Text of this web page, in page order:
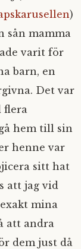
)
sån mamma
varit för
barn, en
Det var
flera
hem till sin
henne var
sitt hat
att jag vid
mina
att andra
dem just då